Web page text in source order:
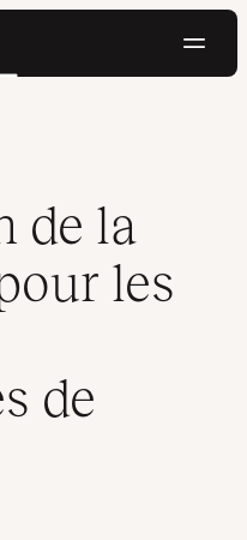
les mises à jour
de la
les
de